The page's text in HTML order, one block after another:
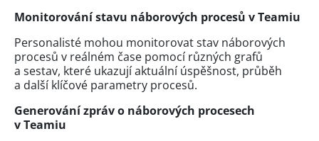
Monitorování stavu náborových procesů v Teamiu
Personalisté mohou monitorovat stav náborových
procesů v reálném čase pomocí různých grafů
a sestav, které ukazují aktuální úspěšnost, průběh
a další klíčové parametry procesů.
Generování zpráv o náborových procesech
v Teamiu